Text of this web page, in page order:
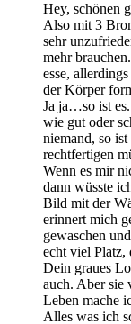
Hey, schönen
Also mit 3
sehr
mehr
esse,
der Körper
Ja ja…so ist
wie gut oder
niemand, so
rechtfertigen
Wenn es mir
dann wüsste
Bild mit der
erinnert mich
gewaschen
echt viel Platz,
Dein graues
auch. Aber sie
Leben mache
Alles was ich